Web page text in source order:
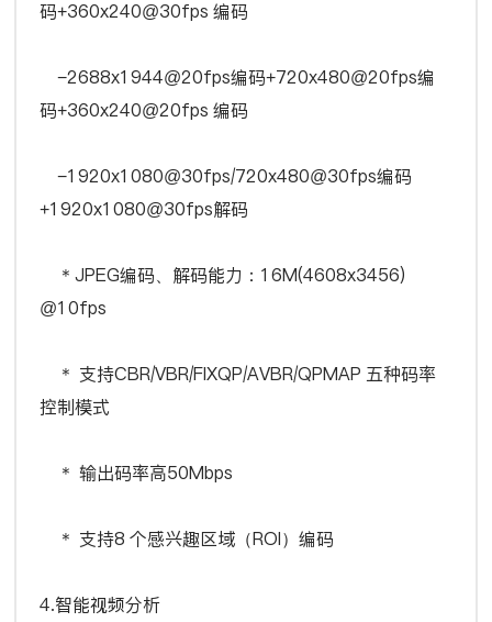
码+360x240@30fps 编码
−2688x1944@20fps编码+720x480@20fps编
码+360x240@20fps 编码
−1920x1080@30fps/720x480@30fps编码
+1920x1080@30fps解码
＊JPEG编码、解码能力：16M(4608x3456)
@10fps
＊ 支持CBR/VBR/FIXQP/AVBR/QPMAP 五种码率
控制模式
＊ 输出码率高50Mbps
＊ 支持8 个感兴趣区域（ROI）编码
4.智能视频分析